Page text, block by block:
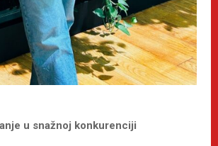
u snažnoj konkurenciji